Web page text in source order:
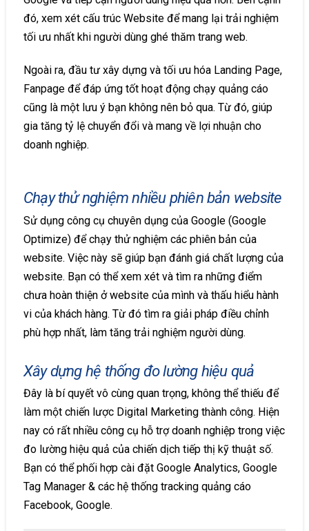
đó, xem xét cấu trúc Website để mang lại trải nghiệm
tối ưu nhất khi người dùng ghé thăm trang web.
Ngoài ra, đầu tư xây dựng và tối ưu hóa Landing Page,
Fanpage để đáp ứng tốt hoạt động chạy quảng cáo
cũng là một lưu ý bạn không nên bỏ qua. Từ đó, giúp
gia tăng tỷ lệ chuyển đổi và mang về lợi nhuận cho
doanh nghiệp.
Chạy thử nghiệm nhiều phiên bản website
Sử dụng công cụ chuyên dụng của Google (Google
Optimize) để chạy thử nghiệm các phiên bản của
website. Việc này sẽ giúp bạn đánh giá chất lượng của
website. Bạn có thể xem xét và tìm ra những điểm
chưa hoàn thiện ở website của mình và thấu hiểu hành
vi của khách hàng. Từ đó tìm ra giải pháp điều chỉnh
phù hợp nhất, làm tăng trải nghiệm người dùng.
Xây dựng hệ thống đo lường hiệu quả
Đây là bí quyết vô cùng quan trọng, không thể thiếu để
làm một chiến lược Digital Marketing thành công. Hiện
nay có rất nhiều công cụ hỗ trợ doanh nghiệp trong việc
đo lường hiệu quả của chiến dịch tiếp thị kỹ thuật số.
Bạn có thể phối hợp cài đặt Google Analytics, Google
Tag Manager & các hệ thống tracking quảng cáo
Facebook, Google.